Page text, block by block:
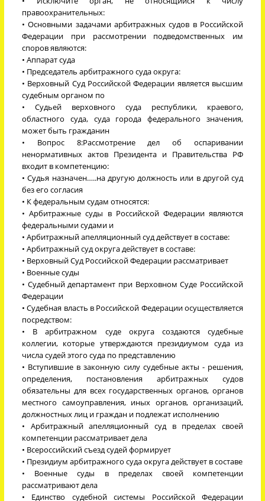
правоохранительных:
• Основными задачами арбитражных судов в Российской
Федерации при рассмотрении подведомственных им
споров являются:
• Аппарат суда
• Председатель арбитражного суда округа:
• Верховный Суд Российской Федерации является высшим
судебным органом по
• Судьей верховного суда республики, краевого,
областного суда, суда города федерального значения,
может быть гражданин
• Вопрос 8:Рассмотрение дел об оспаривании
ненормативных актов Президента и Правительства РФ
входит в компетенцию:
• Судья назначен…..на другую должность или в другой суд
без его согласия
• К федеральным судам относятся:
• Арбитражные суды в Российской Федерации являются
федеральными судами и
• Арбитражный апелляционный суд действует в составе:
• Арбитражный суд округа действует в составе:
• Верховный Суд Российской Федерации рассматривает
• Военные суды
• Судебный департамент при Верховном Суде Российской
Федерации
• Судебная власть в Российской Федерации осуществляется
посредством:
• В арбитражном суде округа создаются судебные
коллегии, которые утверждаются президиумом суда из
числа судей этого суда по представлению
• Вступившие в законную силу судебные акты - решения,
определения, постановления арбитражных судов
обязательны для всех государственных органов, органов
местного самоуправления, иных органов, организаций,
должностных лиц и граждан и подлежат исполнению
• Арбитражный апелляционный суд в пределах своей
компетенции рассматривает дела
• Всероссийский съезд судей формирует
• Президиум арбитражного суда округа действует в составе
• Военные суды в пределах своей компетенции
рассматривают дела
• Единство судебной системы Российской Федерации